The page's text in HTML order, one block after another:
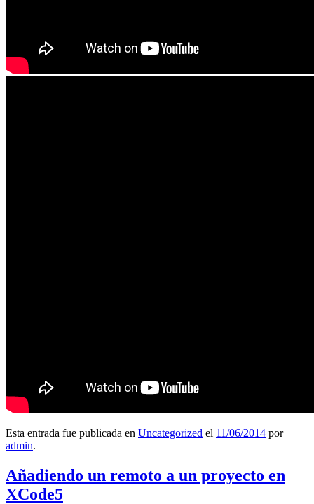
Esta entrada fue publicada en Uncategorized el 11/06/2014 por
admin.
Añadiendo un remoto a un proyecto en
XCode5